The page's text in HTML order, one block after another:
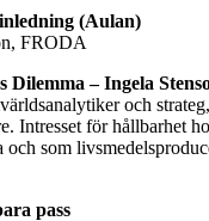
(Aulan)
FRODA
Dilemma – Ingela
och
Intresset för hållbarhet
och som
pass